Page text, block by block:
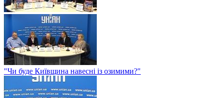
"Чи буде Київщина навесні із озимими?"